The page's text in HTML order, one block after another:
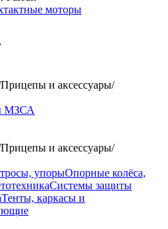
моторы
Прицепы и аксессуары/
МЗСА
Прицепы и аксессуары/
упорыОпорные колёса,
Системы защиты
Тенты, каркасы и